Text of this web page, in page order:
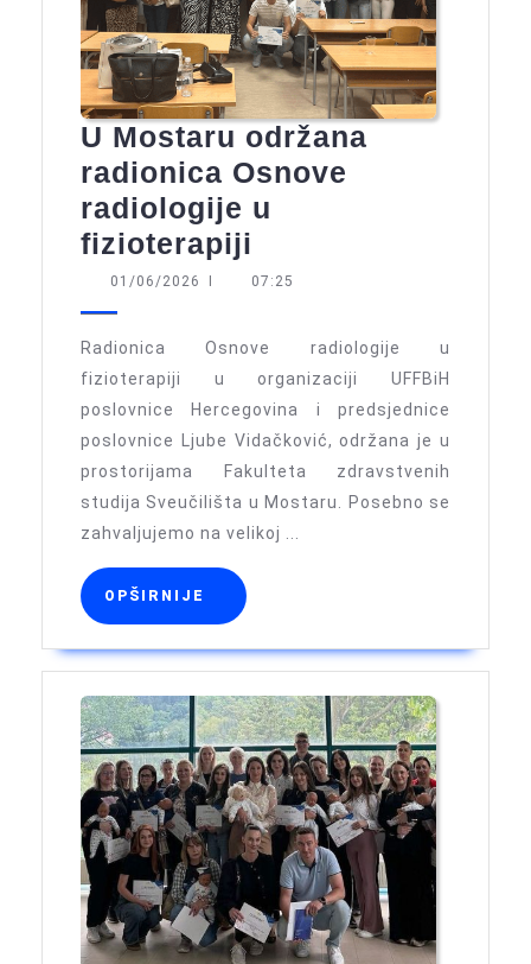
U Mostaru održana
radionica Osnove
radiologije u
fizioterapiji
Mostaru
radionica
Osnove
radiologije
u
fizioterapiji
01/06/2026 01/06/2026
I 07:25
Radionica Osnove radiologije u
fizioterapiji u organizaciji UFFBiH
poslovnice Hercegovina i predsjednice
poslovnice Ljube Vidačković, održana je u
prostorijama Fakulteta zdravstvenih
studija Sveučilišta u Mostaru. Posebno se
zahvaljujemo na velikoj ...
OPŠIRNIJE OPŠIRNIJE